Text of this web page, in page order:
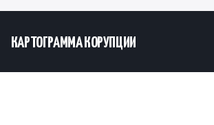
КАРТОГРАММА КОРУПЦИИ